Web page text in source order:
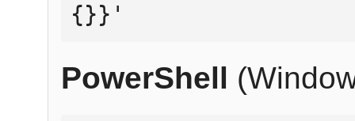
{}}'
PowerShell